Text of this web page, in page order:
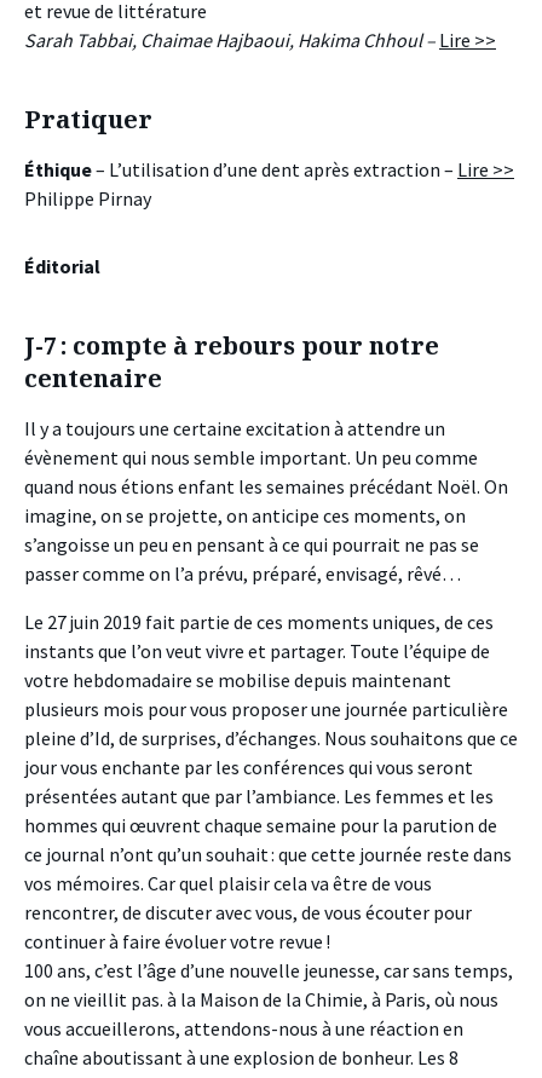
et revue de littérature
Sarah Tabbai, Chaimae Hajbaoui, Hakima Chhoul – Lire >>
Pratiquer
Éthique– L’utilisation d’une dent après extraction – Lire >>
Philippe Pirnay
Éditorial
J-7 : compte à rebours pour notre
centenaire
Il y a toujours une certaine excitation à attendre un
évènement qui nous semble important. Un peu comme
quand nous étions enfant les semaines précédant Noël. On
imagine, on se projette, on anticipe ces moments, on
s’angoisse un peu en pensant à ce qui pourrait ne pas se
passer comme on l’a prévu, préparé, envisagé, rêvé…
Le 27 juin 2019 fait partie de ces moments uniques, de ces
instants que l’on veut vivre et partager. Toute l’équipe de
votre hebdomadaire se mobilise depuis maintenant
plusieurs mois pour vous proposer une journée particulière
pleine d’Id, de surprises, d’échanges. Nous souhaitons que ce
jour vous enchante par les conférences qui vous seront
présentées autant que par l’ambiance. Les femmes et les
hommes qui œuvrent chaque semaine pour la parution de
ce journal n’ont qu’un souhait : que cette journée reste dans
vos mémoires. Car quel plaisir cela va être de vous
rencontrer, de discuter avec vous, de vous écouter pour
continuer à faire évoluer votre revue !
100 ans, c’est l’âge d’une nouvelle jeunesse, car sans temps,
on ne vieillit pas. à la Maison de la Chimie, à Paris, où nous
vous accueillerons, attendons-nous à une réaction en
chaîne aboutissant à une explosion de bonheur. Les 8